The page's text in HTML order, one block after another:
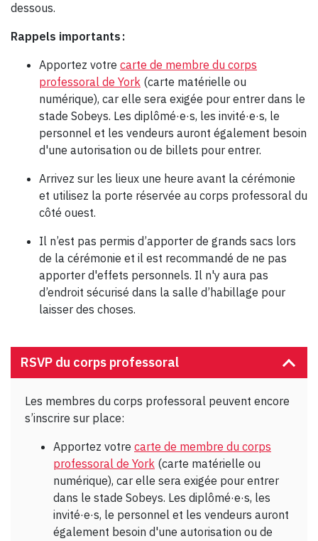
dessous.
Rappels importants :
Apportez votre carte de membre du corps
professoral de York (carte matérielle ou
numérique), car elle sera exigée pour entrer dans le
stade Sobeys. Les diplômé·e·s, les invité·e·s, le
personnel et les vendeurs auront également besoin
d'une autorisation ou de billets pour entrer.
Arrivez sur les lieux une heure avant la cérémonie
et utilisez la porte réservée au corps professoral du
côté ouest.
Il n’est pas permis d’apporter de grands sacs lors
de la cérémonie et il est recommandé de ne pas
apporter d'effets personnels. Il n'y aura pas
d’endroit sécurisé dans la salle d’habillage pour
laisser des choses.
RSVP du corps professoral
Les membres du corps professoral peuvent encore
s’inscrire sur place:
Apportez votre carte de membre du corps
professoral de York (carte matérielle ou
numérique), car elle sera exigée pour entrer
dans le stade Sobeys. Les diplômé·e·s, les
invité·e·s, le personnel et les vendeurs auront
également besoin d'une autorisation ou de